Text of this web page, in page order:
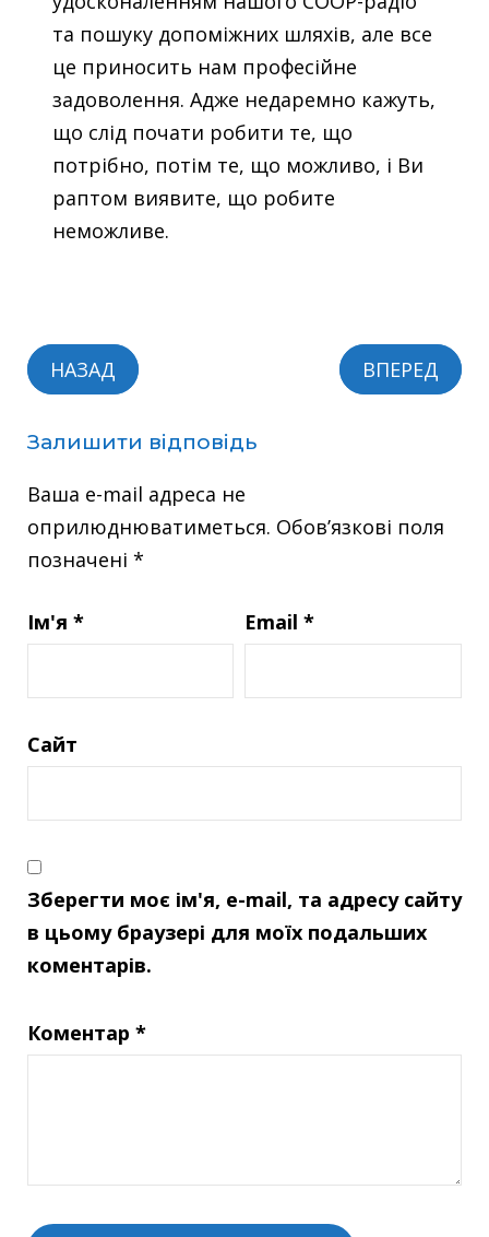
та пошуку допоміжних шляхів, але все
це приносить нам професійне
задоволення. Адже недаремно кажуть,
що слід почати робити те, що
потрібно, потім те, що можливо, і Ви
раптом виявите, що робите
неможливе.
НАЗАД ВПЕРЕД
Залишити відповідь
Ваша e-mail адреса не
оприлюднюватиметься. Обов’язкові поля
позначені *
Ім'я * Email *
Сайт
Зберегти моє ім'я, e-mail, та адресу сайту
в цьому браузері для моїх подальших
коментарів.
Коментар *